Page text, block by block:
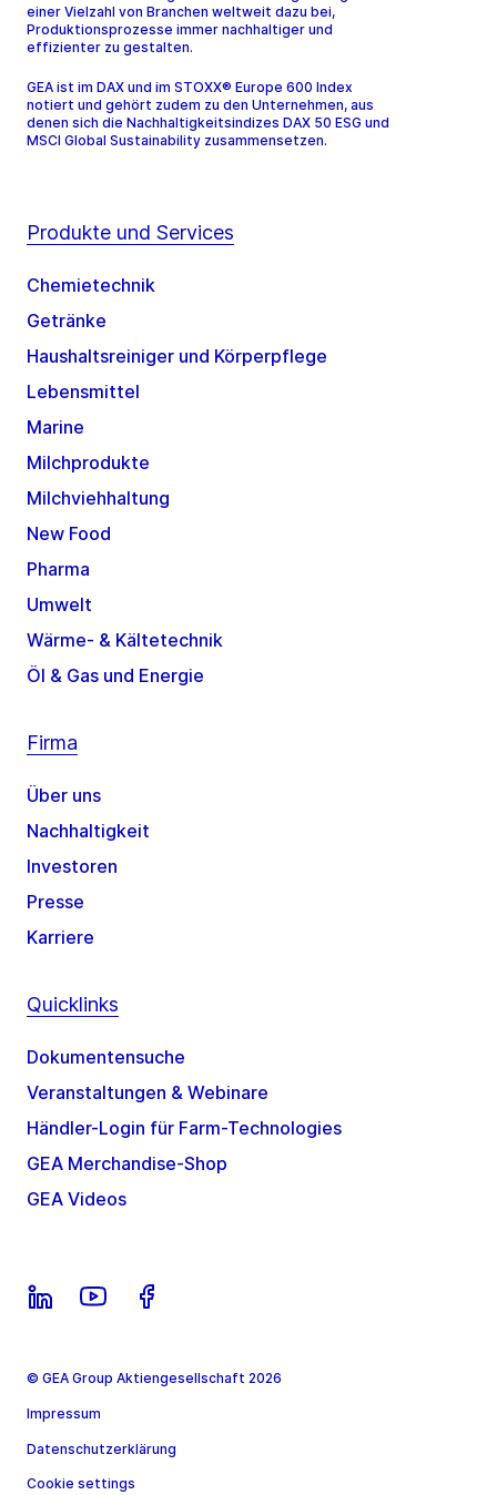
einer Vielzahl von Branchen weltweit dazu bei,
Produktionsprozesse immer nachhaltiger und
effizienter zu gestalten.
GEA ist im DAX und im STOXX® Europe 600 Index
notiert und gehört zudem zu den Unternehmen, aus
denen sich die Nachhaltigkeitsindizes DAX 50 ESG und
MSCI Global Sustainability zusammensetzen.
Produkte und Services
Chemietechnik
Getränke
Haushaltsreiniger und Körperpflege
Lebensmittel
Marine
Milchprodukte
Milchviehhaltung
New Food
Pharma
Umwelt
Wärme- & Kältetechnik
Öl & Gas und Energie
Firma
Über uns
Nachhaltigkeit
Investoren
Presse
Karriere
Quicklinks
Dokumentensuche
Veranstaltungen & Webinare
Händler-Login für Farm-Technologies
GEA Merchandise-Shop
GEA Videos
© GEA Group Aktiengesellschaft 2026
Impressum
Datenschutzerklärung
Cookie settings